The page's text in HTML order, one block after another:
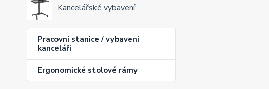
Kancelářské vybavení:
Pracovní stanice / vybavení
kanceláří
Ergonomické stolové rámy